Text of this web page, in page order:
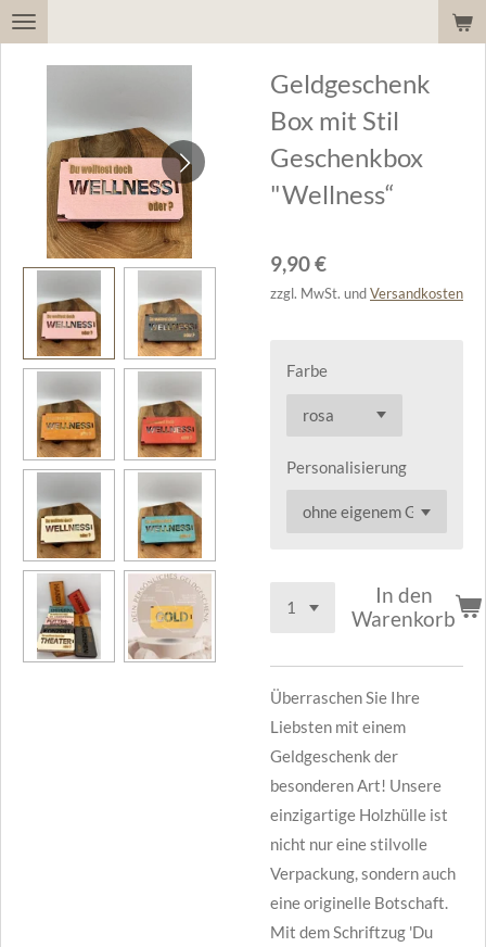
Zum
Geldgeschenk
Box mit Stil
Geschenkbox
"Wellness“
9,90 €
zzgl. MwSt. und Versandkosten
Farbe
Personalisierung
In den
Warenkorb
Überraschen Sie Ihre
Liebsten mit einem
Geldgeschenk der
besonderen Art! Unsere
einzigartige Holzhülle ist
nicht nur eine stilvolle
Verpackung, sondern auch
eine originelle Botschaft.
Mit dem Schriftzug 'Du